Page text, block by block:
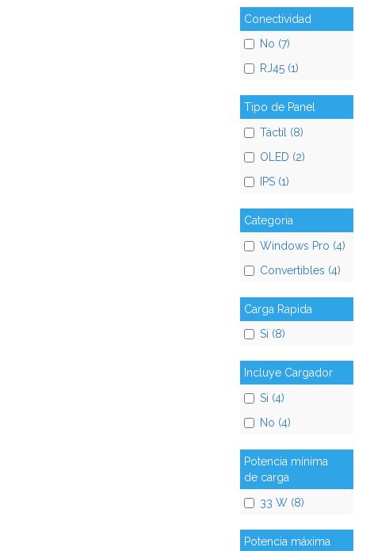
Conectividad
No (7)
RJ45 (1)
Tipo de Panel
Táctil (8)
OLED (2)
IPS (1)
Categoria
Windows Pro (4)
Convertibles (4)
Carga Rapida
Si (8)
Incluye Cargador
Si (4)
No (4)
Potencia mínima
de carga
33 W (8)
Potencia máxima